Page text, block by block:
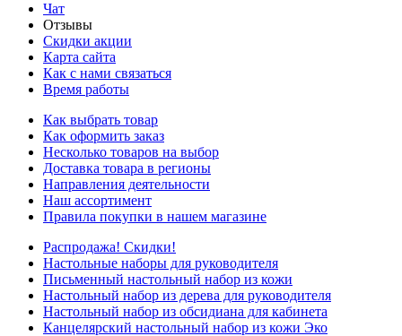
Чат
Отзывы
Скидки акции
Карта сайта
Как с нами связаться
Время работы
Как выбрать товар
Как оформить заказ
Несколько товаров на выбор
Доставка товара в регионы
Направления деятельности
Наш ассортимент
Правила покупки в нашем магазине
Распродажа! Скидки!
Настольные наборы для руководителя
Письменный настольный набор из кожи
Настольный набор из дерева для руководителя
Настольный набор из обсидиана для кабинета
Канцелярский настольный набор из кожи Эко